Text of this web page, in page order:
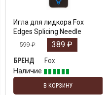
Игла для лидкора Fox
Edges Splicing Needle
599₽ 389 ₽
БРЕНД
Fox
Наличие
В КОРЗИНУ